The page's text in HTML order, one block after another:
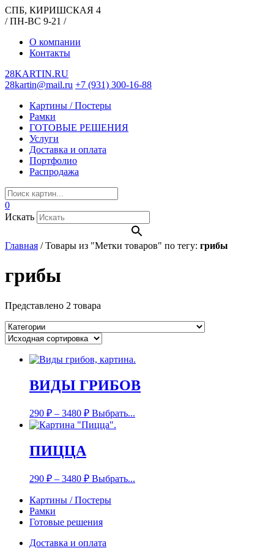
СПБ, КИРИШСКАЯ 4
/ ПН-ВС 9-21 /
О компании
Контакты
28KARTIN.RU
28kartin@mail.ru +7 (931) 300-16-88
Картины / Постеры
Рамки
ГОТОВЫЕ РЕШЕНИЯ
Услуги
Доставка и оплата
Портфолио
Распродажа
0
Искать
Главная /Товары из "Метки товаров" по тегу: грибы
грибы
Представлено 2 товара
ВИДЫ ГРИБОВ
290 ₽ – 3480 ₽ Выбрать...
ПИЦЦА
290 ₽ – 3480 ₽ Выбрать...
Картины / Постеры
Рамки
Готовые решения
Доставка и оплата